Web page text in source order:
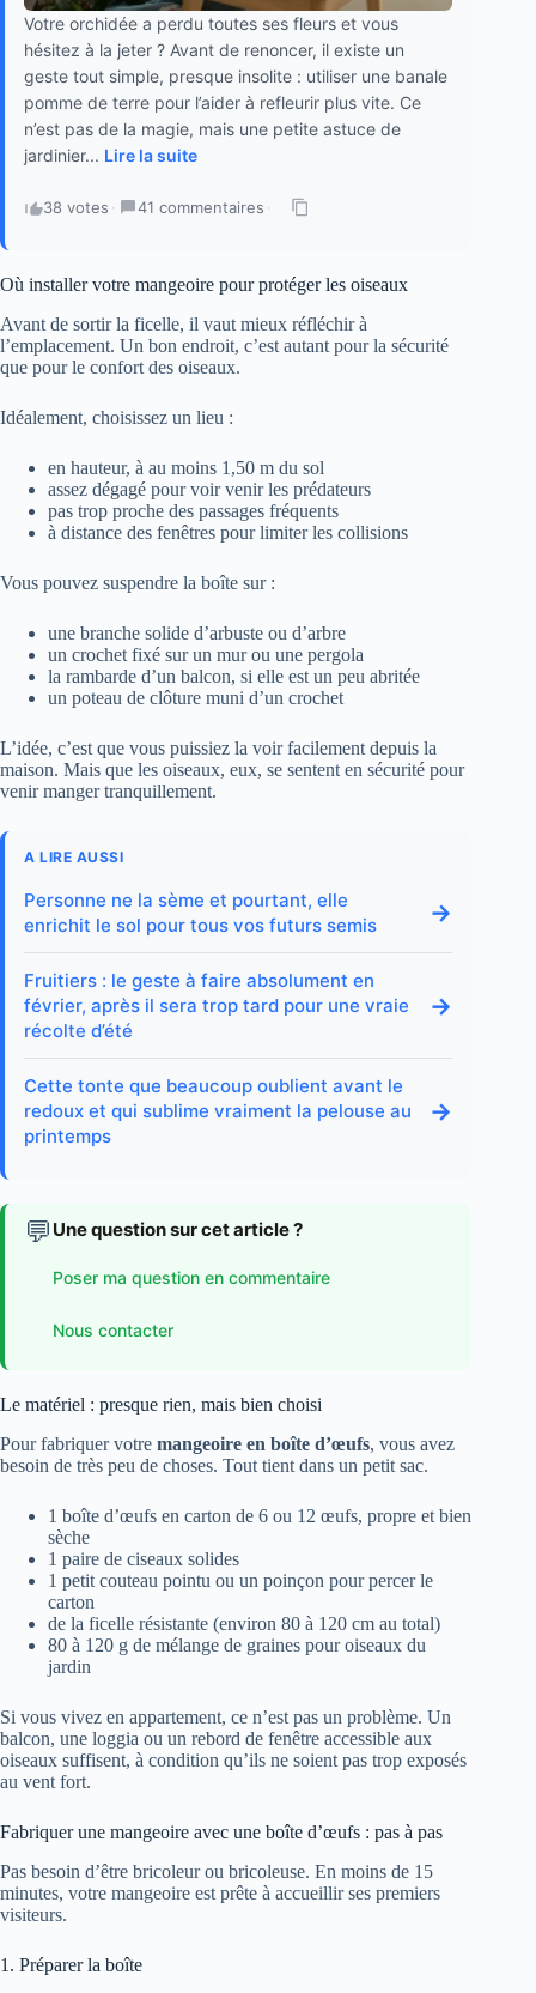
Votre orchidée a perdu toutes ses fleurs et vous
hésitez à la jeter ? Avant de renoncer, il existe un
geste tout simple, presque insolite : utiliser une banale
pomme de terre pour l’aider à refleurir plus vite. Ce
n’est pas de la magie, mais une petite astuce de
jardinier... Lire la suite
38 votes · 41 commentaires ·
Où installer votre mangeoire pour protéger les oiseaux
Avant de sortir la ficelle, il vaut mieux réfléchir à
l’emplacement. Un bon endroit, c’est autant pour la sécurité
que pour le confort des oiseaux.
Idéalement, choisissez un lieu :
en hauteur, à au moins 1,50 m du sol
assez dégagé pour voir venir les prédateurs
pas trop proche des passages fréquents
à distance des fenêtres pour limiter les collisions
Vous pouvez suspendre la boîte sur :
une branche solide d’arbuste ou d’arbre
un crochet fixé sur un mur ou une pergola
la rambarde d’un balcon, si elle est un peu abritée
un poteau de clôture muni d’un crochet
L’idée, c’est que vous puissiez la voir facilement depuis la
maison. Mais que les oiseaux, eux, se sentent en sécurité pour
venir manger tranquillement.
A LIRE AUSSI
Personne ne la sème et pourtant, elle
enrichit le sol pour tous vos futurs semis
→
Fruitiers : le geste à faire absolument en
février, après il sera trop tard pour une vraie
récolte d’été
→
Cette tonte que beaucoup oublient avant le
redoux et qui sublime vraiment la pelouse au
printemps
→
💬 Une question sur cet article ?
Poser ma question en commentaire
Nous contacter
Le matériel : presque rien, mais bien choisi
Pour fabriquer votre mangeoire en boîte d’œufs, vous avez
besoin de très peu de choses. Tout tient dans un petit sac.
1 boîte d’œufs en carton de 6 ou 12 œufs, propre et bien
sèche
1 paire de ciseaux solides
1 petit couteau pointu ou un poinçon pour percer le
carton
de la ficelle résistante (environ 80 à 120 cm au total)
80 à 120 g de mélange de graines pour oiseaux du
jardin
Si vous vivez en appartement, ce n’est pas un problème. Un
balcon, une loggia ou un rebord de fenêtre accessible aux
oiseaux suffisent, à condition qu’ils ne soient pas trop exposés
au vent fort.
Fabriquer une mangeoire avec une boîte d’œufs : pas à pas
Pas besoin d’être bricoleur ou bricoleuse. En moins de 15
minutes, votre mangeoire est prête à accueillir ses premiers
visiteurs.
1. Préparer la boîte